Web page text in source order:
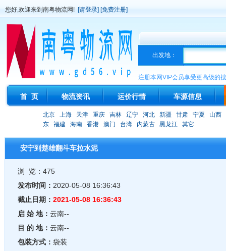
您好,欢迎来到南粤物流网! [请登录] [免费注册]
出发地：
注册本网VIP会员享受更高级的
首 页 物流资讯 运价行情 车源信息
北京 上海 天津 重庆 吉林 辽宁 河北 新疆 甘肃 宁夏
山西
东
福建 海南 香港 澳门 台湾 内蒙古 黑龙江 其它
安宁到楚雄翻斗车拉水泥
浏 览：475
发布时间： 2020-05-08 16:36:43
截止日期： 2021-05-08 16:36:43
启 始 地： 云南--
目 的 地： 云南--
包装方式： 袋装